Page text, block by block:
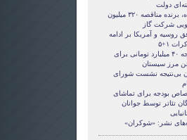
دولت
سپاه، برنده مناقصه ۳۲۰ میلیون
شرکت گاز
روسیه و آمریکا بر ادامه
۱+۵
بودجه ۴۰ میلیارد تومانی برای
مرز سیستان
بی‌نتیجه نشست شورای
بودجه برای تماشای
تئاتر توسط جوانان
نشر: «شوکران»